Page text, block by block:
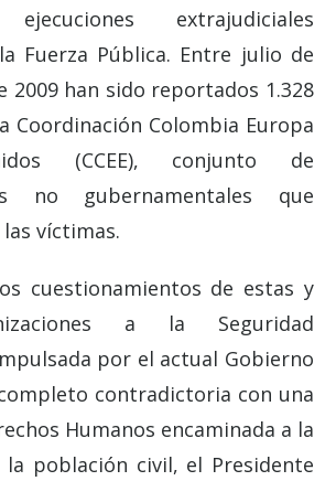
extrajudiciales
Fuerza Pública. Entre julio de
2009 han sido reportados 1.328
Coordinación Colombia Europa
(CCEE), conjunto de
no gubernamentales que
víctimas.
cuestionamientos de estas y
a la Seguridad
por el actual Gobierno
contradictoria con una
Humanos encaminada a la
población civil, el Presidente